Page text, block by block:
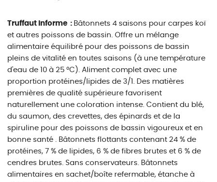
Truffaut informe : Bâtonnets 4 saisons pour carpes koï
et autres poissons de bassin. Offre un mélange
alimentaire équilibré pour des poissons de bassin
pleins de vitalité en toutes saisons (à une température
d'eau de 10 à 25 °C). Aliment complet avec une
proportion protéines/lipides de 3/1. Des matières
premières de qualité supérieure favorisent
naturellement une coloration intense. Contient du blé,
du saumon, des crevettes, des épinards et de la
spiruline pour des poissons de bassin vigoureux et en
bonne santé . Bâtonnets flottants contenant 24 % de
protéines, 7 % de lipides, 6 % de fibres brutes et 6 % de
cendres brutes. Sans conservateurs. Bâtonnets
alimentaires en sachet/boîte refermable, étanche à